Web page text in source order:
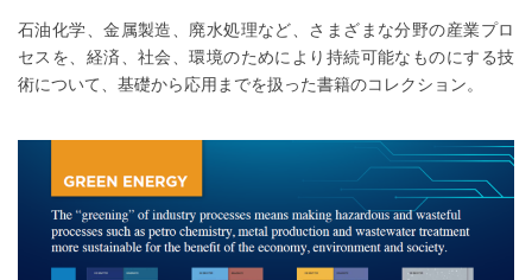
石油化学、金属製造、廃水処理など、さまざまな分野の産業プロ
セスを、経済、社会、環境のためにより持続可能なものにする技
術について、基礎から応用までを扱った書籍のコレクション。